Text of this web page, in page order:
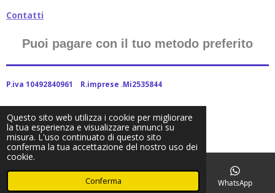
Questo sito web utilizza i cookie per migliorare
la tua esperienza e visualizzare annunci su
misura. L'uso continuato di questo sito
conferma la tua accettazione del nostro uso dei
cookie.
Conferma
Contatti
Puoi pagare con il tuo metodo preferito
P.iva 10492840961 R.imprese .Mi2535844
2024Baitstoreitalia fornito da Webador
Telefono WhatsApp